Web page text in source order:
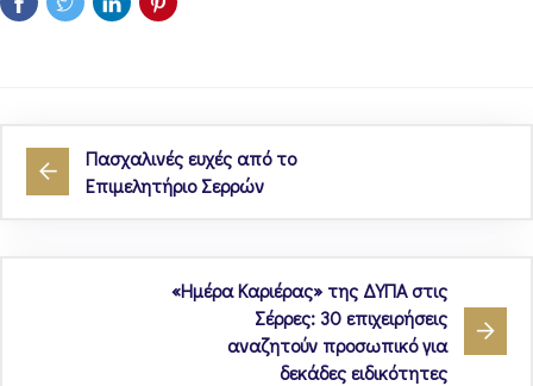
Πασχαλινές ευχές από το
Επιμελητήριο Σερρών
«Ημέρα Καριέρας» της ΔΥΠΑ στις
Σέρρες: 30 επιχειρήσεις
αναζητούν προσωπικό για
δεκάδες ειδικότητες